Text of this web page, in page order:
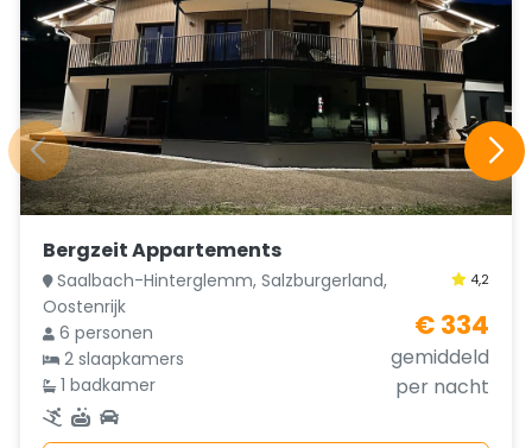
Bergzeit Appartements
Saalbach-Hinterglemm, Salzburgerland,
Oostenrijk
4,2
6 personen
2 slaapkamers
1 badkamer
€ 334
gemiddeld
per nacht